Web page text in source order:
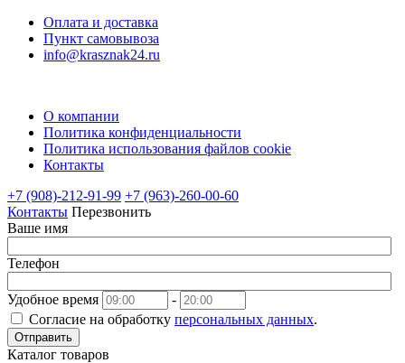
Оплата и доставка
Пункт самовывоза
info@krasznak24.ru
О компании
Политика конфиденциальности
Политика использования файлов cookie
Контакты
+7 (908)-212-91-99 +7 (963)-260-00-60
Контакты Перезвонить
Ваше имя
Телефон
Удобное время
-
Согласие на обработку персональных данных.
Отправить
Каталог товаров